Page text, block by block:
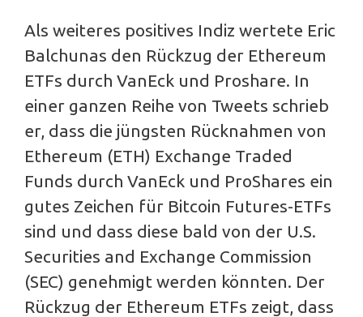
Als weiteres positives Indiz wertete Eric
Balchunas den Rückzug der Ethereum
ETFs durch VanEck und Proshare. In
einer ganzen Reihe von Tweets schrieb
er, dass die jüngsten Rücknahmen von
Ethereum (ETH) Exchange Traded
Funds durch VanEck und ProShares ein
gutes Zeichen für Bitcoin Futures-ETFs
sind und dass diese bald von der U.S.
Securities and Exchange Commission
(SEC) genehmigt werden könnten. Der
Rückzug der Ethereum ETFs zeigt, dass